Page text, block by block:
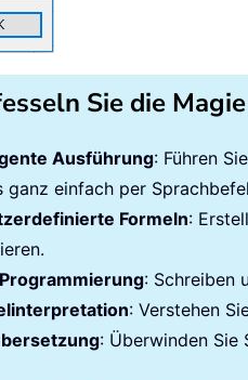
> 0
. Add
.Slides.Add (1 ,
.Worksheets
.ChartObjects
Sie die
Ausführung: Führen
ganz einfach per
Formeln:
: Schreiben
: Verstehen
: Überwinden Sie